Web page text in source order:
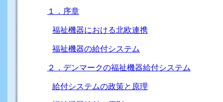
１．序章
福祉機器における北欧連携
福祉機器の給付システム
２．デンマークの福祉機器給付システム
給付システムの政策と原理